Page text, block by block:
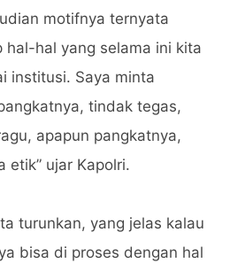
motifnya ternyata
hal-hal yang selama ini kita
institusi. Saya minta
tindak tegas,
apapun pangkatnya,
etik” ujar Kapolri.
turunkan, yang jelas kalau
bisa di proses dengan hal